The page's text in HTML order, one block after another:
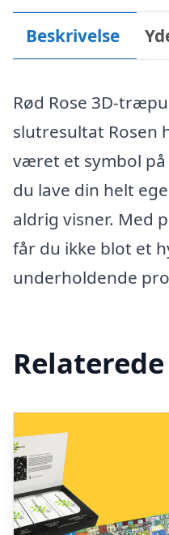
Beskrivelse
Rød Rose 3D-
slutresultat Rosen
været et symbol
du lave din helt
aldrig visner. Med
får du ikke blot et
underholdende